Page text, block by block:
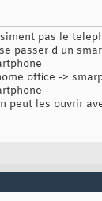
pas le
passer d un
office ->
peut les ouvrir